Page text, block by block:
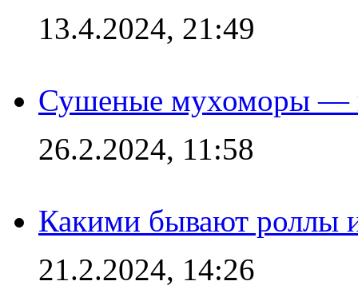
13.4.2024, 21:49
Сушеные мухоморы —
26.2.2024, 11:58
Какими бывают роллы
21.2.2024, 14:26